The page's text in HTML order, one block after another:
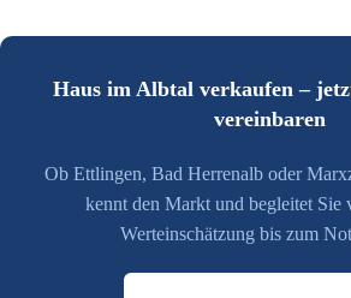
Haus im Albtal verkaufen –
vereinbaren
Ob Ettlingen, Bad Herrenalb oder
kennt den Markt und begleitet Sie
Werteinschätzung bis zum